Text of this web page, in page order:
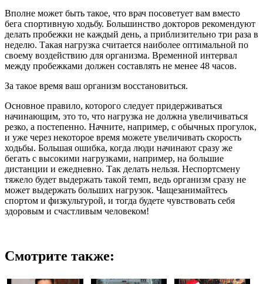
Вполне может быть такое, что врач посоветует вам вместо
бега спортивную ходьбу. Большинство докторов рекомендуют
делать пробежки не каждый день, а приблизительно три раза в
неделю. Такая нагрузка считается наиболее оптимальной по
своему воздействию для организма. Временной интервал
между пробежками должен составлять не менее 48 часов.
За такое время ваш организм восстановиться.
Основное правило, которого следует придерживаться
начинающим, это то, что нагрузка не должна увеличиваться
резко, а постепенно. Начните, например, с обычных прогулок,
и уже через некоторое время можете увеличивать скорость
ходьбы. Большая ошибка, когда люди начинают сразу же
бегать с высокими нагрузками, например, на большие
дистанции и ежедневно. Так делать нельзя. Неспортсмену
тяжело будет выдержать такой темп, ведь организм сразу не
может выдержать больших нагрузок. Чащезанимайтесь
спортом и физкультурой, и тогда будете чувствовать себя
здоровым и счастливым человеком!
Смотрите также: